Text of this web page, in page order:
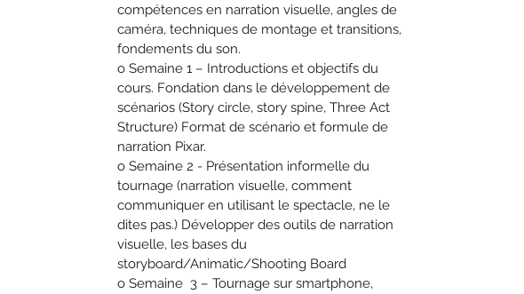
compétences en narration visuelle, angles de
caméra, techniques de montage et transitions,
fondements du son.
o Semaine 1 – Introductions et objectifs du
cours. Fondation dans le développement de
scénarios (Story circle, story spine, Three Act
Structure) Format de scénario et formule de
narration Pixar.
o Semaine 2 - Présentation informelle du
tournage (narration visuelle, comment
communiquer en utilisant le spectacle, ne le
dites pas.) Développer des outils de narration
visuelle, les bases du
storyboard/Animatic/Shooting Board
o Semaine 3 – Tournage sur smartphone,